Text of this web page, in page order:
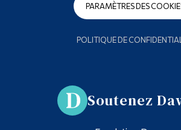
PARAMÈTRES DES
POLITIQUE DE
Soutenez